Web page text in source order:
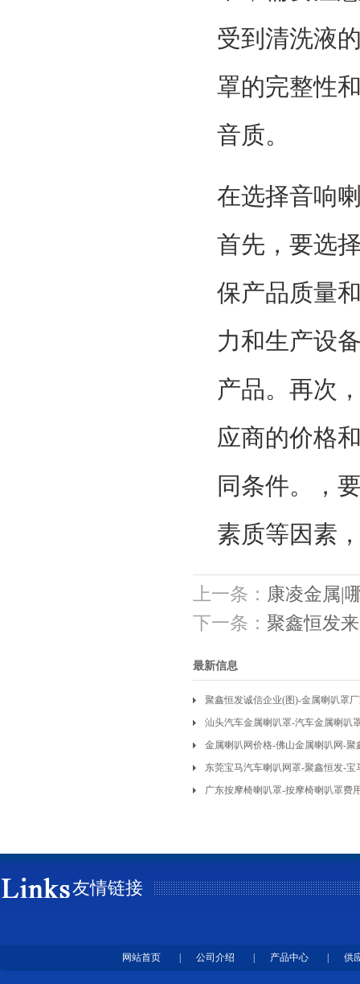
受到清洗液
罩的完整性
音质。
在选择音响
首先，要选
保产品质量
力和生产设
产品。再次
应商的价格
同条件。，
素质等因素
上一条： 康凌金属|
下一条： 聚鑫恒发
最新信息
聚鑫恒发诚信企业(图)-金属喇叭罩
汕头汽车金属喇叭罩-汽车金属喇叭
金属喇叭网价格-佛山金属喇叭网-聚
东莞宝马汽车喇叭网罩-聚鑫恒发-宝
广东按摩椅喇叭罩-按摩椅喇叭罩费
友情链接
网站首页 公司介绍 产品中心 供